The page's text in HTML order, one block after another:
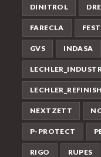
DINITROL
FARECLA
GVS INDASA
LECHLER_REFINISH
NEXTZETT
P-PROTECT
RIGO RUPES